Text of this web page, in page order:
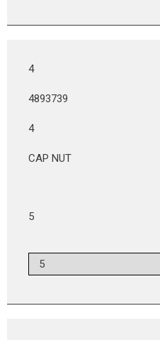
4
4893739
4
CAP NUT
5